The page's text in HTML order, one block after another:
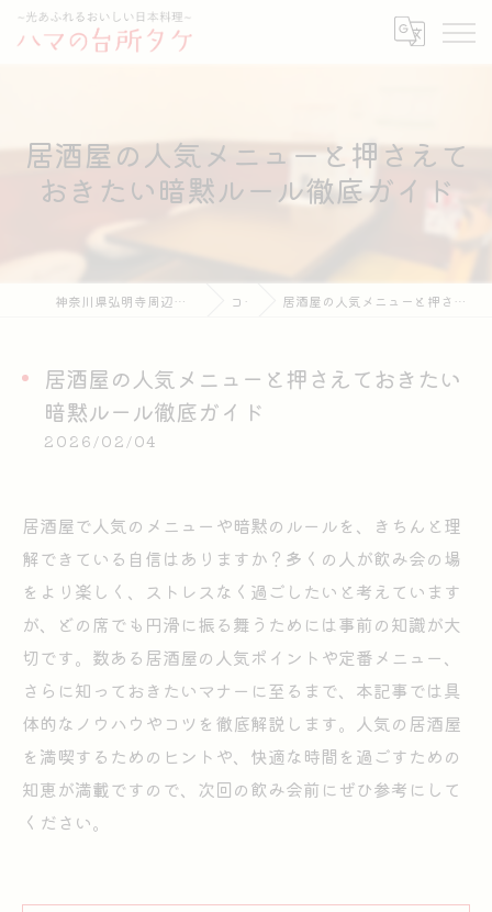
居酒屋の人気メニューと押さえて
おきたい暗黙ルール徹底ガイド
神奈川県弘明寺周辺の居酒屋ならハマの台所タケ コラム 居酒屋の人気メニューと押さえておきたい暗黙ルール徹底ガイド
居酒屋の人気メニューと押さえておきたい
暗黙ルール徹底ガイド
2026/02/04
居酒屋で人気のメニューや暗黙のルールを、きちんと理
解できている自信はありますか？多くの人が飲み会の場
をより楽しく、ストレスなく過ごしたいと考えています
が、どの席でも円滑に振る舞うためには事前の知識が大
切です。数ある居酒屋の人気ポイントや定番メニュー、
さらに知っておきたいマナーに至るまで、本記事では具
体的なノウハウやコツを徹底解説します。人気の居酒屋
を満喫するためのヒントや、快適な時間を過ごすための
知恵が満載ですので、次回の飲み会前にぜひ参考にして
ください。